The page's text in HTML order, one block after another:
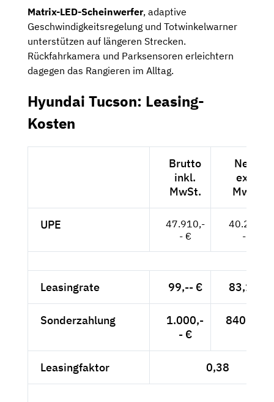
Matrix-LED-Scheinwerfer, adaptive
Geschwindigkeitsregelung und Totwinkelwarner
unterstützen auf längeren Strecken.
Rückfahrkamera und Parksensoren erleichtern
dagegen das Rangieren im Alltag.
Hyundai Tucson: Leasing-
Kosten
Brutto
inkl.
MwSt.
Netto
exkl.
MwSt.
UPE
47.910,-
- €
40.261,-
- €
Leasingrate 99,-- € 83,19 €
Sonderzahlung
1.000,-
- €
840,34 €
Leasingfaktor 0,38